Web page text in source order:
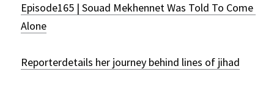
Episode165 | Souad Mekhennet Was Told To Come
Alone
Reporterdetails her journey behind lines of jihad